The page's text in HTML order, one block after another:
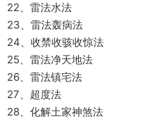
22、雷法水法
23、雷法轰病法
24、收禁收骇收惊法
25、雷法净天地法
26、雷法镇宅法
27、超度法
28、化解土家神煞法